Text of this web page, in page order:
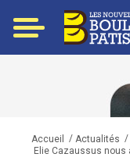
Accueil / Actualités /
Elie Cazaussus nous